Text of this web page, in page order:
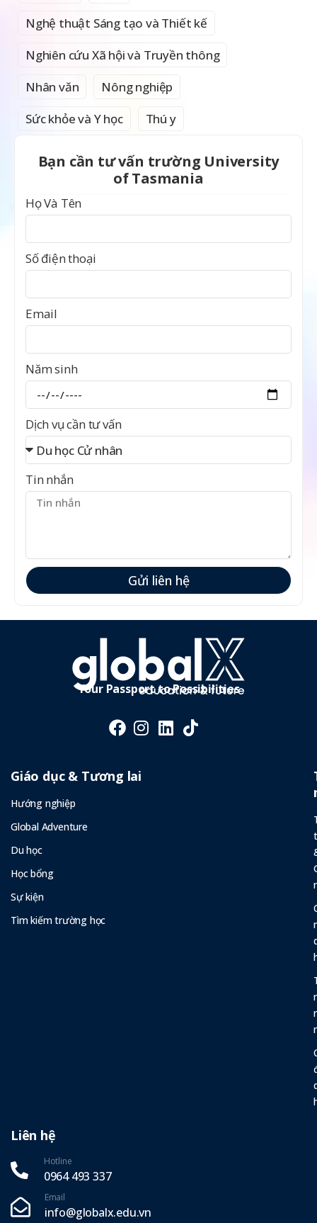
Nghệ thuật Sáng tạo và Thiết kế
Nghiên cứu Xã hội và Truyền thông
Nhân văn
Nông nghiệp
Sức khỏe và Y học
Thú y
Bạn cần tư vấn trường University
of Tasmania
Họ Và Tên
Số điện thoại
Email
Năm sinh
Dịch vụ cần tư vấn
Tin nhắn
Gửi liên hệ
Your Passport to Possibilities
Giáo dục & Tương lai
Hướng nghiệp
Global Adventure
Du học
Học bổng
Sự kiện
Tìm kiếm trường học
Liên hệ
Hotline
0964 493 337‬
Email
info@globalx.edu.vn